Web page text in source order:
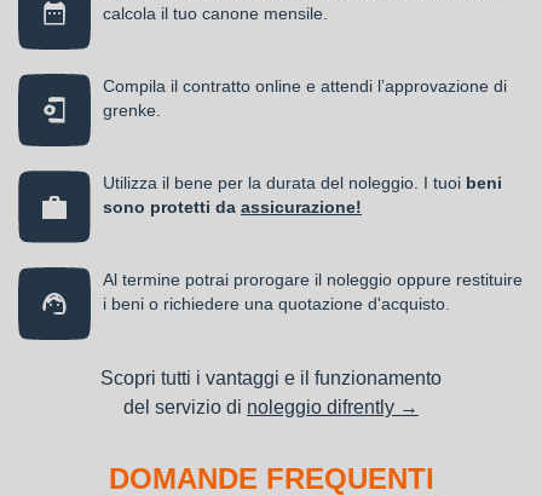
calcola il tuo canone mensile.
Compila il contratto online e attendi l’approvazione di
grenke.
Utilizza il bene per la durata del noleggio. I tuoi beni
sono protetti da assicurazione!
Al termine potrai prorogare il noleggio oppure restituire
i beni o richiedere una quotazione d'acquisto.
Scopri tutti i vantaggi e il funzionamento
del servizio di noleggio difrently →
DOMANDE FREQUENTI